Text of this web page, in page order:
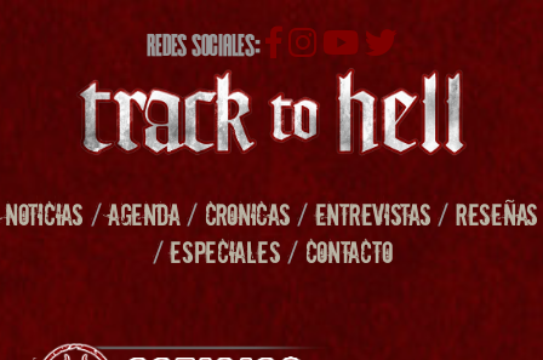
REDES SOCIALES:
NOTICIAS /AGENDA/ CRONICAS/ENTREVISTAS/RESEÑAS
/ESPECIALES/ CONTACTO